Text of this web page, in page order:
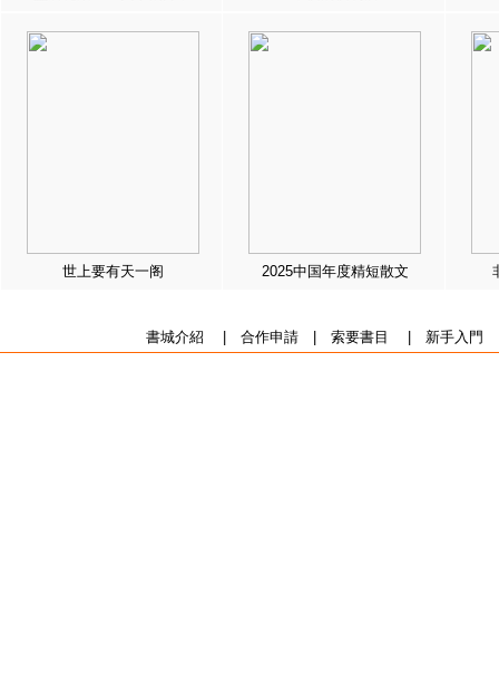
世上要有天一阁 2025中国年度精短散文
書城介紹 合作申請| 索要書目 新手入門